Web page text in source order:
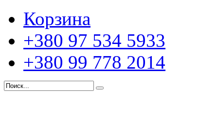
Корзина
+380 97 534 5933
+380 99 778 2014